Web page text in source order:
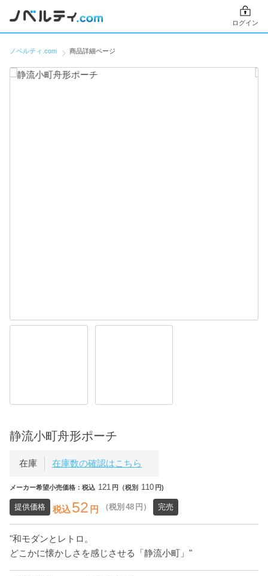
ログイン
ノベルティ.com 商品詳細ページ
静流小町舟形ポーチ
在庫 在庫数の確認はこちら
メーカー希望小売価格：税込 121 円（税別 110 円)
提供価格 税込52 円 （税別 48 円） 完売
"和モダンとレトロ。
どこかに懐かしさを感じさせる「静流小町」"